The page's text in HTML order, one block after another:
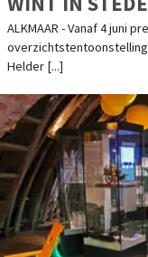
ALKMAAR - Vanaf 4 juni
overzichtstentoonstelling
Helder [...]